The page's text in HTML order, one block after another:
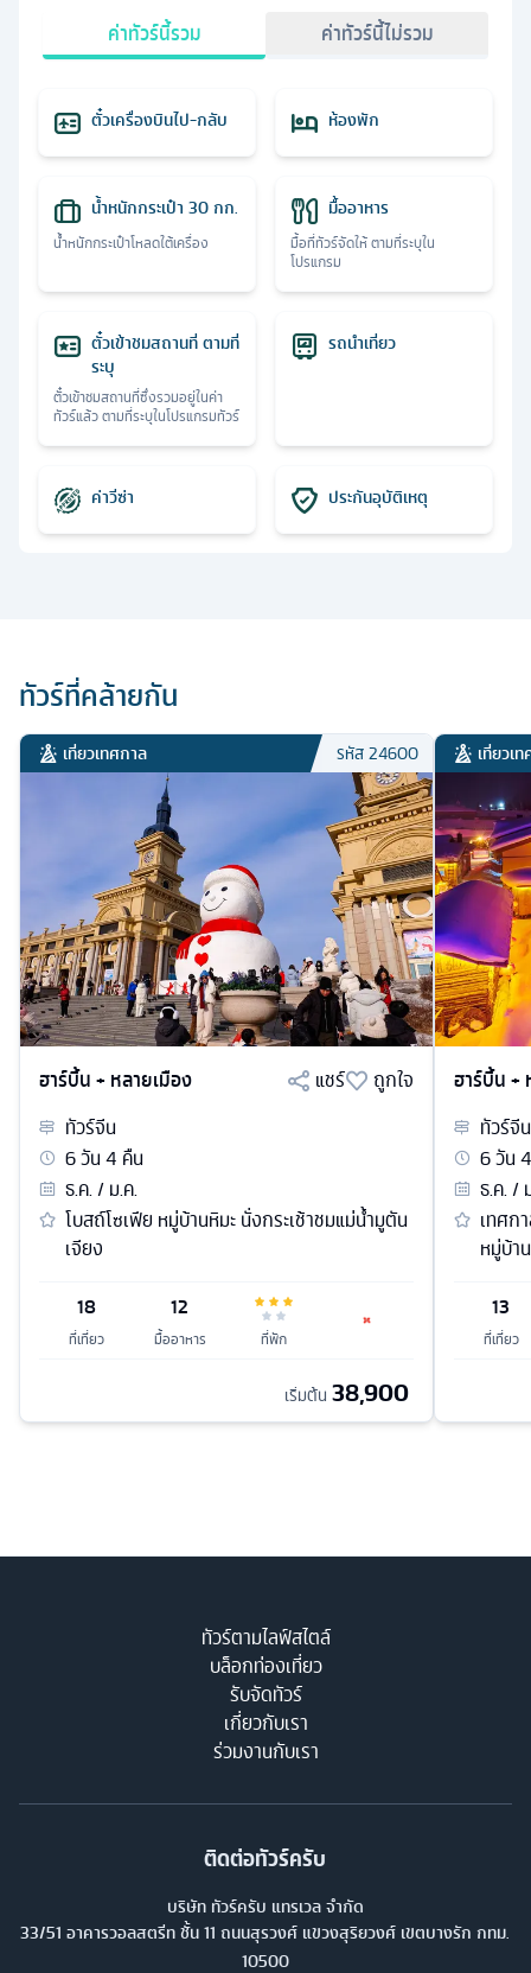
ค่าทัวร์นี้รวม ค่าทัวร์นี้ไม่รวม
ตั๋วเครื่องบินไป-กลับ ห้องพัก
น้ำหนักกระเป๋า 30 กก.
น้ำหนักกระเป๋าโหลดใต้เครื่อง
มื้ออาหาร
มื้อที่ทัวร์จัดให้ ตามที่ระบุใน
โปรแกรม
ตั๋วเข้าชมสถานที่ ตามที่
ระบุ
ตั๋วเข้าชมสถานที่ซึ่งรวมอยู่ในค่า
ทัวร์แล้ว ตามที่ระบุในโปรแกรมทัวร์
รถนำเที่ยว
ค่าวีซ่า ประกันอุบัติเหตุ
ทัวร์ที่คล้ายกัน
เที่ยวเทศกาล รหัส24600
ฮาร์บิ้น + หลายเมือง แชร์
ถูกใจ
ทัวร์จีน
6วัน4 คืน
ธ.ค. / ม.ค.
โบสถ์โซเฟีย หมู่บ้านหิมะ นั่งกระเช้าชมแม่น้ำมูตัน
เจียง
18
ที่เที่ยว
12
มื้ออาหาร ที่พัก
เริ่มต้น 38,900
เที่ยวเ
ฮาร์บิ้น +
ทัวร์จีน
6วัน4
ธ.ค. /
เทศก
หมู่บ้า
13
ที่เที่ยว
ทัวร์ตามไลฟ์สไตล์
บล็อกท่องเที่ยว
รับจัดทัวร์
เกี่ยวกับเรา
ร่วมงานกับเรา
ติดต่อทัวร์ครับ
บริษัท ทัวร์ครับ แทรเวล จำกัด
33/51 อาคารวอลสตรีท ชั้น 11 ถนนสุรวงศ์ แขวงสุริยวงศ์ เขตบางรัก กทม.
10500